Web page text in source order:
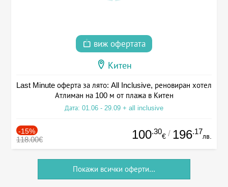
виж офертата
Китен
Last Minute оферта за лято: All Inclusive, реновиран хотел
Атлиман на 100 м от плажа в Китен
Дата: 01.06 - 29.09 + all inclusive
-15%
118.00€ 100.30
€ / 196.17
лв.
Покажи всички оферти...